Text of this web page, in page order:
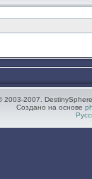
2003-2007.
Создано на основе